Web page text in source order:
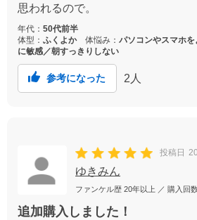
思われるので。
年代： 50代前半
体型： ふくよか体悩み： パソコンやスマホ
に敏感／朝すっきりしない
参考になった 2 人
投稿日
ゆきみん
ファンケル歴 20年以上 ／ 購入回
追加購入しました！